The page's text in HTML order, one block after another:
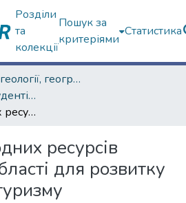
Розділи
та
колекції
Пошук за
критеріями
Статистика
Факультет геології, географіії, рекреації і туризму
Наукові роботи студентів та аспірантів. Факультет геології, географіії, рекреації і туризму
Оцінка природних ресурсів Харківської області для розвитку спортивного туризму
ресурсів
для розвитку